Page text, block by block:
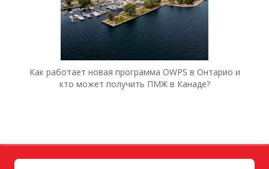
Как работает новая программа OWPS в Онтарио и
кто может получить ПМЖ в Канаде?